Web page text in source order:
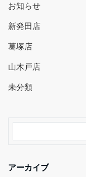
お知らせ
新発田店
葛塚店
山木戸店
未分類
アーカイブ